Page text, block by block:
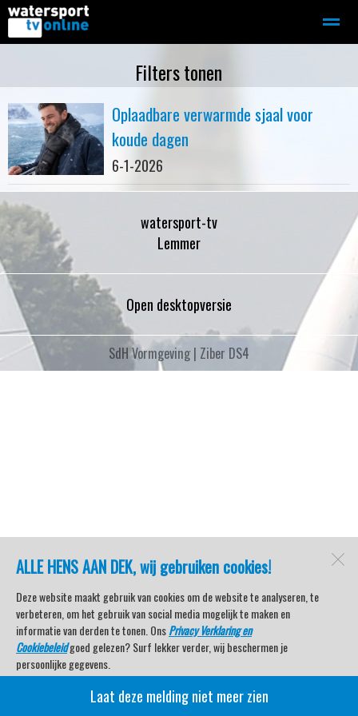
Motorboot-sloep Adverteren
Home
ALLE HENS AAN DEK, wij gebruiken cookies!
Deze website maakt gebruik van cookies om de website te analyseren, te
verbeteren, om het gebruik van social media mogelijk te maken en
informatie van derden te tonen. OnsPrivacy Verklaring en
Cookiebeleidgoed gelezen? Surf lekker verder, wij beschermen je
persoonlijke gegevens.
Veel kijkplezier met Watersport TV Beleving & Nieuws!
Laat deze melding niet meer zien
Filters tonen
Oplaadbare verwarmde sjaal voor
koude dagen
6-1-2026
watersport-tv
Lemmer
Open desktopversie
SdH Vormgeving | Ziber DS4